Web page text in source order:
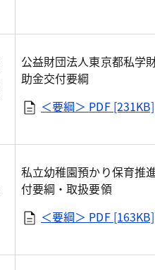
公益財団法人東京都私学
助金交付要綱
＜要綱＞ PDF [231KB]
私立幼稚園預かり保育推
付要綱・取扱要領
＜要綱＞ PDF [163KB]